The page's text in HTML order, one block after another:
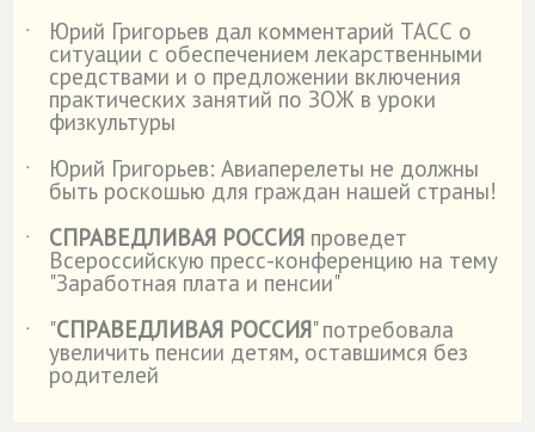
˙
Юрий Григорьев дал комментарий ТАСС о
ситуации с обеспечением лекарственными
средствами и о предложении включения
практических занятий по ЗОЖ в уроки
физкультуры
˙
Юрий Григорьев: Авиаперелеты не должны
быть роскошью для граждан нашей страны!
˙
СПРАВЕДЛИВАЯ РОССИЯ проведет
Всероссийскую пресс-конференцию на тему
"Заработная плата и пенсии"
˙
"СПРАВЕДЛИВАЯ РОССИЯ" потребовала
увеличить пенсии детям, оставшимся без
родителей